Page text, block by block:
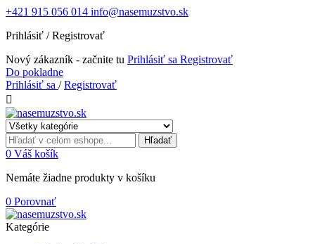
+421 915 056 014 info@nasemuzstvo.sk
Prihlásiť / Registrovať
Nový zákazník - začnite tu Prihlásiť sa Registrovať
Do pokladne
Prihlásiť sa /Registrovať

Hľadať
0 Váš košík
Nemáte žiadne produkty v košíku
0 Porovnať
Kategórie